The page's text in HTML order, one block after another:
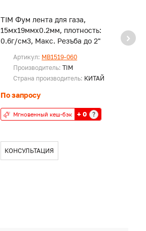
TIM Фум лента для газа,
15мх19ммх0.2мм, плотность:
0.6г/см3, Макс. Резъба до 2"
Артикул: MB1519-060
Производитель:TIM
Страна производитель: КИТАЙ
По запросу
Мгновенный кеш-бэк + 0 ?
КОНСУЛЬТАЦИЯ